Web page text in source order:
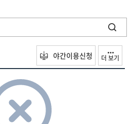
야간이용신청 더 보기